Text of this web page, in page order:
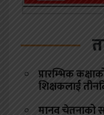
प्रारम्भिक
शिक्षकलाई
मानव चेतनाको